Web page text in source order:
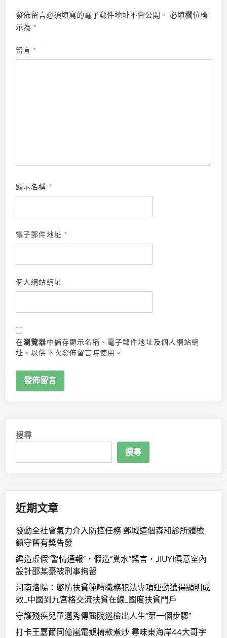
發佈留言必須填寫的電子郵件地址不會公開。 必填欄位標
示為 *
留言 *
顯示名稱 *
電子郵件地址 *
個人網站網址
在瀏覽器中儲存顯示名稱、電子郵件地址及個人網站網
址，以供下次發佈留言時使用。
搜尋
搜尋
近期文章
發動全社會氣力介入防控任務 鄄城這個森和診所體檢
鎮守舊有獎告發
編造虛假“警情通報”，假造“糞水”謠言，JIUYI俱意室內
設計邵某豪被刑事拘留
河南洛陽：懲防扶貧範疇職務犯法專項運動獲得顯明成
效_中國到九宮格交流扶貧在線_國度扶貧門戶
守護殘疾兒童邁秀傳醫院巡檢出人生“第一個步驟”
打卡王嘉爾同億嵐電競椅款煮炒 尋味東海岸44大哥字